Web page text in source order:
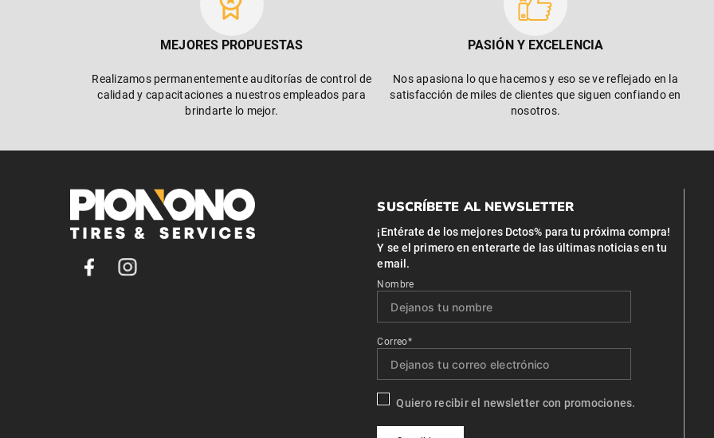
MEJORES PROPUESTAS
Realizamos permanentemente auditorías de control de
calidad y capacitaciones a nuestros empleados para
brindarte lo mejor.
PASIÓN Y EXCELENCIA
Nos apasiona lo que hacemos y eso se ve reflejado en la
satisfacción de miles de clientes que siguen confiando en
nosotros.
SUSCRÍBETE AL NEWSLETTER
¡Entérate de los mejores Dctos% para tu próxima compra!
Y se el primero en enterarte de las últimas noticias en tu
email.
Nombre
Correo*
Quiero recibir el newsletter con promociones.